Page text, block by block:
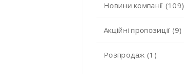
Новини компанії (109)
Акційні пропозиції (9)
Розпродаж (1)